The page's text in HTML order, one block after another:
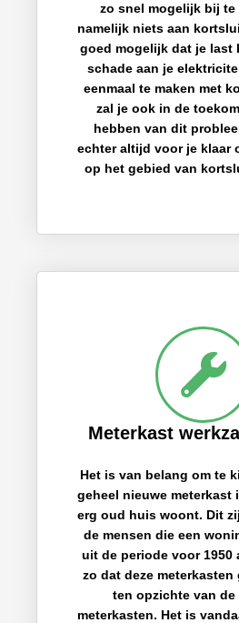
zo snel mogelijk bij te
namelijk niets aan
goed mogelijk dat je last
schade aan je
eenmaal te maken met
zal je ook in de
hebben van dit
echter altijd voor je klaar
op het gebied van
Meterkast
Het is van belang om te
geheel nieuwe meterkast
erg oud huis woont. Dit
de mensen die een
uit de periode voor 1950
zo dat deze meterkasten
ten opzichte van de
meterkasten. Het is